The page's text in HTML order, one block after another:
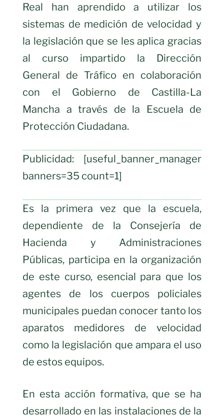
Real han aprendido a utilizar los
sistemas de medición de velocidad y
la legislación que se les aplica gracias
al curso impartido la Dirección
General de Tráfico en colaboración
con el Gobierno de Castilla-La
Mancha a través de la Escuela de
Protección Ciudadana.
Publicidad: [useful_banner_manager
banners=35 count=1]
Es la primera vez que la escuela,
dependiente de la Consejería de
Hacienda y Administraciones
Públicas, participa en la organización
de este curso, esencial para que los
agentes de los cuerpos policiales
municipales puedan conocer tanto los
aparatos medidores de velocidad
como la legislación que ampara el uso
de estos equipos.
En esta acción formativa, que se ha
desarrollado en las instalaciones de la